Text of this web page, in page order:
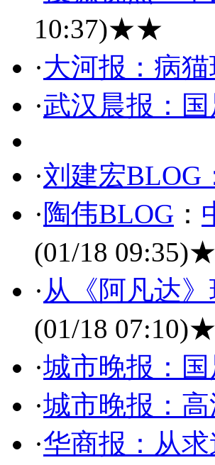
10:37)★★
·大河报：病
·武汉晨报：
·刘建宏BLOG
· 陶伟BLOG ：
(01/18 09:35)
·从《阿凡达
(01/18 07:10)
·城市晚报：
·城市晚报：
·华商报：从